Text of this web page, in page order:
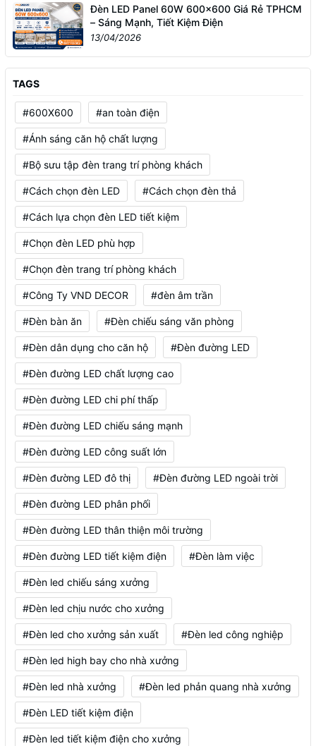
Đèn LED Panel 60W 600x600 Giá Rẻ TPHCM
– Sáng Mạnh, Tiết Kiệm Điện
13/04/2026
TAGS
#600X600 #an toàn điện
#Ánh sáng căn hộ chất lượng
#Bộ sưu tập đèn trang trí phòng khách
#Cách chọn đèn LED #Cách chọn đèn thả
#Cách lựa chọn đèn LED tiết kiệm
#Chọn đèn LED phù hợp
#Chọn đèn trang trí phòng khách
#Công Ty VND DECOR #đèn âm trần
#Đèn bàn ăn #Đèn chiếu sáng văn phòng
#Đèn dân dụng cho căn hộ #Đèn đường LED
#Đèn đường LED chất lượng cao
#Đèn đường LED chi phí thấp
#Đèn đường LED chiếu sáng mạnh
#Đèn đường LED công suất lớn
#Đèn đường LED đô thị #Đèn đường LED ngoài trời
#Đèn đường LED phân phối
#Đèn đường LED thân thiện môi trường
#Đèn đường LED tiết kiệm điện #Đèn làm việc
#Đèn led chiếu sáng xưởng
#Đèn led chịu nước cho xưởng
#Đèn led cho xưởng sản xuất #Đèn led công nghiệp
#Đèn led high bay cho nhà xưởng
#Đèn led nhà xưởng #Đèn led phản quang nhà xưởng
#Đèn LED tiết kiệm điện
#Đèn led tiết kiệm điện cho xưởng